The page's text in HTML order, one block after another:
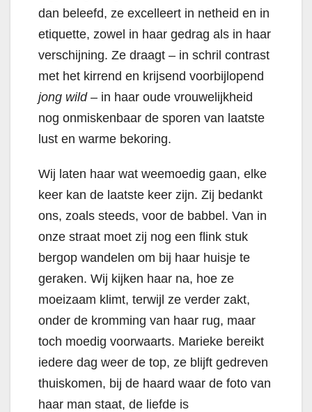
dan beleefd, ze excelleert in netheid en in
etiquette, zowel in haar gedrag als in haar
verschijning. Ze draagt – in schril contrast
met het kirrend en krijsend voorbijlopend
jong wild – in haar oude vrouwelijkheid
nog onmiskenbaar de sporen van laatste
lust en warme bekoring.
Wij laten haar wat weemoedig gaan, elke
keer kan de laatste keer zijn. Zij bedankt
ons, zoals steeds, voor de babbel. Van in
onze straat moet zij nog een flink stuk
bergop wandelen om bij haar huisje te
geraken. Wij kijken haar na, hoe ze
moeizaam klimt, terwijl ze verder zakt,
onder de kromming van haar rug, maar
toch moedig voorwaarts. Marieke bereikt
iedere dag weer de top, ze blijft gedreven
thuiskomen, bij de haard waar de foto van
haar man staat, de liefde is